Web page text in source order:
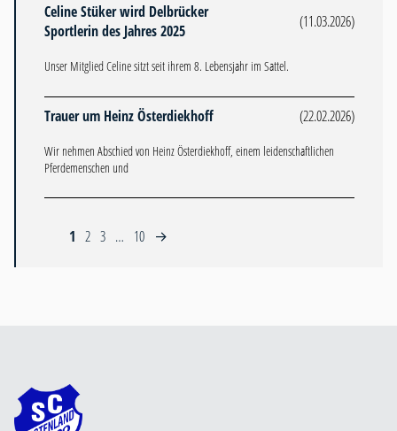
Celine Stüker wird Delbrücker
Sportlerin des Jahres 2025
(11.03.2026)
Unser Mitglied Celine sitzt seit ihrem 8. Lebensjahr im Sattel.
Trauer um Heinz Österdiekhoff (22.02.2026)
Wir nehmen Abschied von Heinz Österdiekhoff, einem leidenschaftlichen
Pferdemenschen und
1 2 3 … 10 →